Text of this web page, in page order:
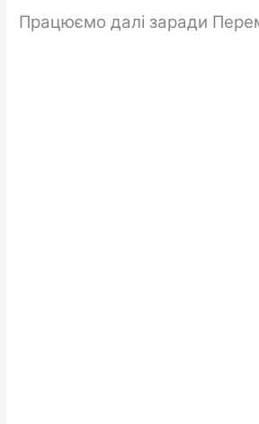
Працюємо далі заради